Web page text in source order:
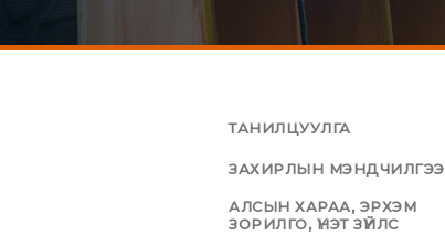
ТАНИЛЦУУЛГА
ЗАХИРЛЫН МЭНДЧИЛГЭЭ
АЛСЫН ХАРАА, ЭРХЭМ
ЗОРИЛГО, ҮНЭТ ЗҮЙЛС